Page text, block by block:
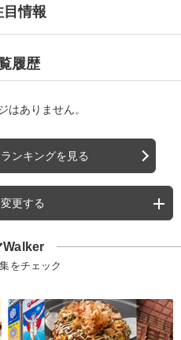
目情報
履歴
はありません。
ンキングを見る
更する
Walker
をチェック